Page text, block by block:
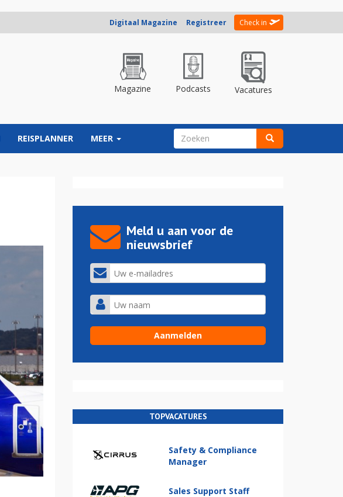
Digitaal Magazine Registreer Check in
Magazine Podcasts Vacatures
REISPLANNER MEER ZOEKVELD
Meld u aan voor de
nieuwsbrief
TOPVACATURES
Safety & Compliance
Manager
Sales Support Staff